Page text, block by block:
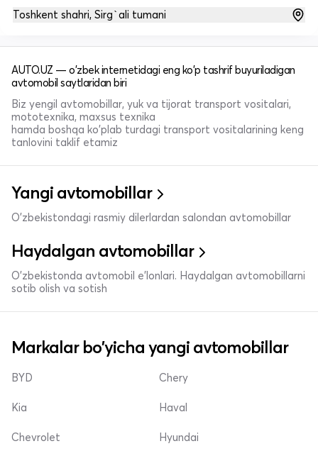
Toshkent shahri, Sirg`ali tumani
AUTO.UZ — o'zbek internetidagi eng ko'p tashrif buyuriladigan
avtomobil saytlaridan biri
Biz yengil avtomobillar, yuk va tijorat transport vositalari,
mototexnika, maxsus texnika
hamda boshqa ko'plab turdagi transport vositalarining keng
tanlovini taklif etamiz
Yangi avtomobillar
O'zbekistondagi rasmiy dilerlardan salondan avtomobillar
Haydalgan avtomobillar
O'zbekistonda avtomobil e’lonlari. Haydalgan avtomobillarni
sotib olish va sotish
Markalar bo'yicha yangi avtomobillar
BYD
Kia
Chevrolet
Chery
Haval
Hyundai